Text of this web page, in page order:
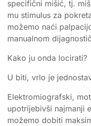
specifični mišić, tj.
mu stimulus za
možemo naći
manualnom
Kako ju onda locirati?
U biti, vrlo je
Elektromiografski,
upotrijebivši najmanji
možemo dobiti